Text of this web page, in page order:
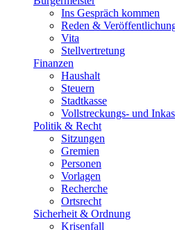
Ins Gespräch kommen
Reden &
Vita
Stellvertretung
Finanzen
Haushalt
Steuern
Stadtkasse
Vollstreckungs- und
Politik & Recht
Sitzungen
Gremien
Personen
Vorlagen
Recherche
Ortsrecht
Sicherheit & Ordnung
Krisenfall